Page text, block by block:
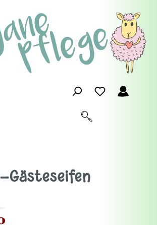
Gästeseifen